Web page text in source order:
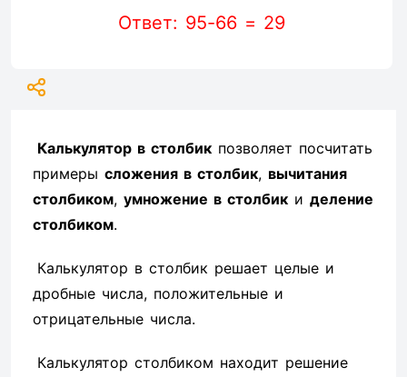
Ответ: 95-66 = 29
Калькулятор в столбик позволяет посчитать
примеры сложения в столбик, вычитания
столбиком, умножение в столбик и деление
столбиком.
Калькулятор в столбик решает целые и
дробные числа, положительные и
отрицательные числа.
Калькулятор столбиком находит решение